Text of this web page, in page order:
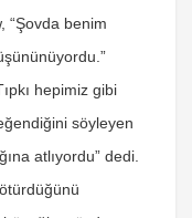
“Şovda benim
hepimiz gibi
söyleyen
atlıyordu” dedi.